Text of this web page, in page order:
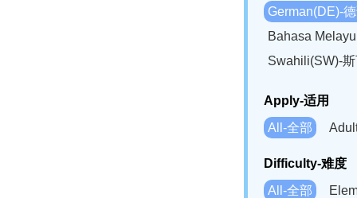
German(DE)-
Bahasa
Swahili(SW)-
Apply-适用
All-全部
Difficulty-难度
All-全部